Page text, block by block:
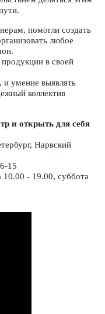
помогли создать
любое
в своей
умение выявлять
коллектив
и открыть для себя
Нарвский
15
10.00 - 19.00, суббота